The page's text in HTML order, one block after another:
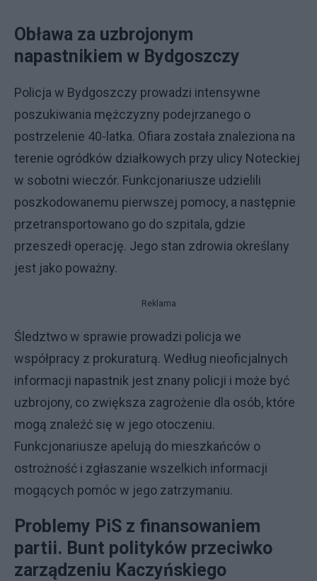
Obława za uzbrojonym
napastnikiem w Bydgoszczy
Policja w Bydgoszczy prowadzi intensywne
poszukiwania mężczyzny podejrzanego o
postrzelenie 40-latka. Ofiara została znaleziona na
terenie ogródków działkowych przy ulicy Noteckiej
w sobotni wieczór. Funkcjonariusze udzielili
poszkodowanemu pierwszej pomocy, a następnie
przetransportowano go do szpitala, gdzie
przeszedł operację. Jego stan zdrowia określany
jest jako poważny.
Reklama
Śledztwo w sprawie prowadzi policja we
współpracy z prokuraturą. Według nieoficjalnych
informacji napastnik jest znany policji i może być
uzbrojony, co zwiększa zagrożenie dla osób, które
mogą znaleźć się w jego otoczeniu.
Funkcjonariusze apelują do mieszkańców o
ostrożność i zgłaszanie wszelkich informacji
mogących pomóc w jego zatrzymaniu.
Problemy PiS z finansowaniem
partii. Bunt polityków przeciwko
zarządzeniu Kaczyńskiego